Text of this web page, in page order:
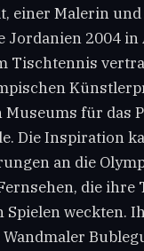
einer Malerin und
Jordanien 2004 in
Tischtennis
Museums für das
Die Inspiration
an die
die ihre
Spielen weckten.